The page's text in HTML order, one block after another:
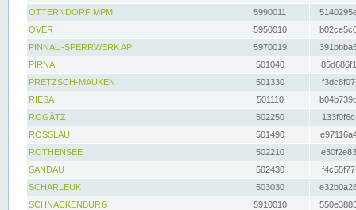
OTTERNDORF MPM
5990011
OVER
5950010
PINNAU-SPERRWERK AP
5970019
PIRNA
501040
PRETZSCH-MAUKEN
501330
RIESA
501110
ROGÄTZ
502250
ROSSLAU
501490
ROTHENSEE
502210
SANDAU
502430
SCHARLEUK
503030
SCHNACKENBURG
5910010